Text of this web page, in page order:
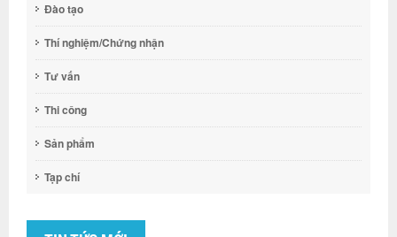
Đào tạo
Thí nghiệm/Chứng nhận
Tư vấn
Thi công
Sản phẩm
Tạp chí